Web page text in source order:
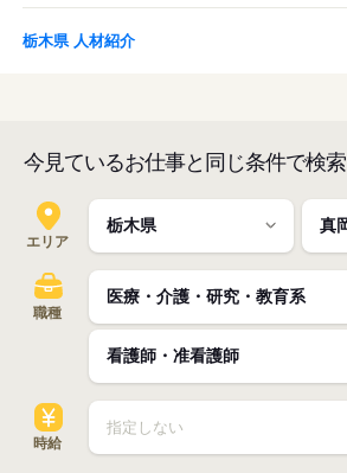
栃木県 人材紹介
今見ているお仕事と同じ条件で検索
エリア
職種
時給